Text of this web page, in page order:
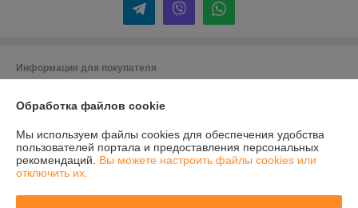
Информация для покупателя
220040, Минск, ул. Максима Богдановича, 149А, комн.25
Регистрационный номер ЕГР: 192165605
УНП: 192165605
Обработка файлов cookie
Мы используем файлы cookies для обеспечения удобства
пользователей портала и предоставления персональных
рекомендаций. Вы можете настроить файлы cookies или
отключить их.